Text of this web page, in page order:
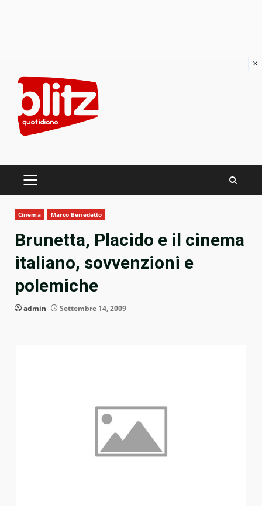
content
PRIMARY
Cinema Marco Benedetto
Brunetta, Placido e il cinema
italiano, sovvenzioni e
polemiche
admin Settembre 14, 2009
×